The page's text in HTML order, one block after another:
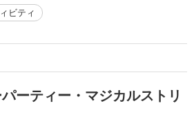
ビティ
ーティー・マジカルストリ